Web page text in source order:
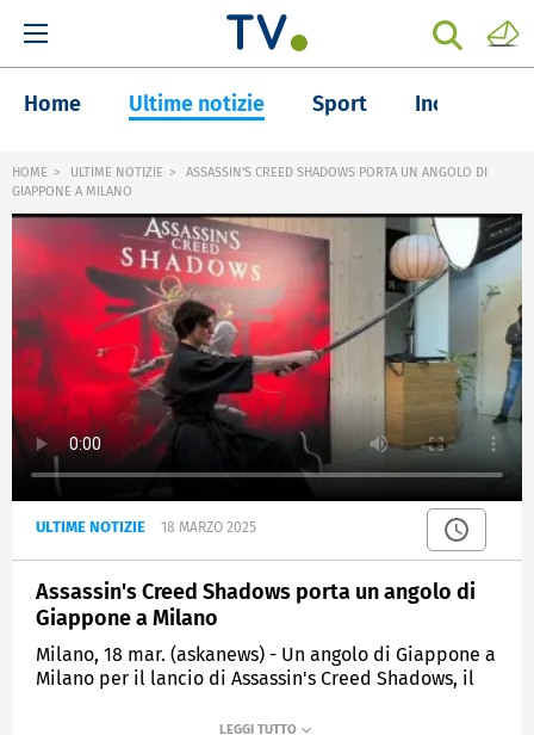
Home Ultime notizie Sport Inchieste
HOME ULTIME NOTIZIE
ASSASSIN'S CREED SHADOWS PORTA UN ANGOLO DI
GIAPPONE A MILANO
ULTIME NOTIZIE 18 MARZO 2025
Assassin's Creed Shadows porta un angolo di
Giappone a Milano
Milano, 18 mar. (askanews) - Un angolo di Giappone a
Milano per il lancio di Assassin's Creed Shadows, il